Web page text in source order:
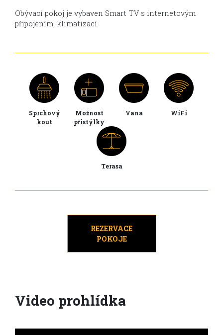
Obývací pokoj je vybaven Smart TV s internetovým
připojením, klimatizací.
Sprchový
kout
Možnost
přistýlky
Vana WiFi
Terasa
REZERVACE
POKOJE
Video prohlídka